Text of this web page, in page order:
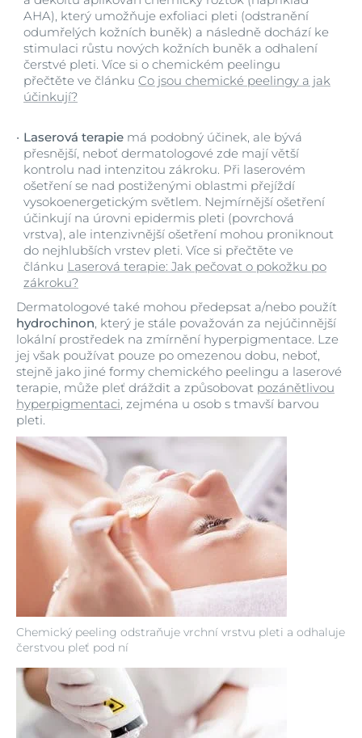
Chemický peeling odstraňuje vrchní vrstvu pleti a odhaluje
čerstvou pleť pod ní
AHA), který umožňuje exfoliaci pleti (odstranění
odumřelých kožních buněk) a následně dochází ke
stimulaci růstu nových kožních buněk a odhalení
čerstvé pleti. Více si o chemickém peelingu
přečtěte ve článku Co jsou chemické peelingy a jak
účinkují?
Laserová terapie má podobný účinek, ale bývá
přesnější, neboť dermatologové zde mají větší
kontrolu nad intenzitou zákroku. Při laserovém
ošetření se nad postiženými oblastmi přejíždí
vysokoenergetickým světlem. Nejmírnější ošetření
účinkují na úrovni epidermis pleti (povrchová
vrstva), ale intenzivnější ošetření mohou proniknout
do nejhlubších vrstev pleti. Více si přečtěte ve
článku Laserová terapie: Jak pečovat o pokožku po
zákroku?
Dermatologové také mohou předepsat a/nebo použít
hydrochinon, který je stále považován za nejúčinnější
lokální prostředek na zmírnění hyperpigmentace. Lze
jej však používat pouze po omezenou dobu, neboť,
stejně jako jiné formy chemického peelingu a laserové
terapie, může pleť dráždit a způsobovat pozánětlivou
hyperpigmentaci, zejména u osob s tmavší barvou
pleti.